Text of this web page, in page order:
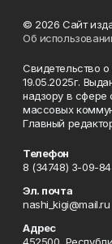
© 2026 Сайт
Об
Свидетельство
19.05.2025г.
надзору в сфере
массовых
Главный
Телефон
8 (34748) 3-09-84
Эл. почта
nashi_kigi@mail.ru
Адрес